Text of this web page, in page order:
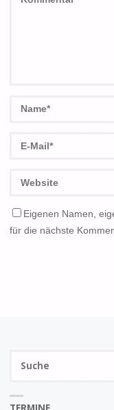
Eigenen Namen,
für die nächste